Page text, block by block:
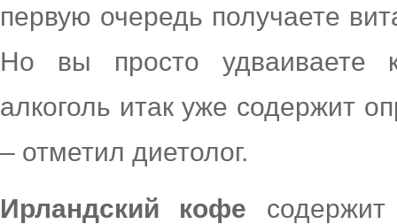
первую очередь получаете
Но вы просто удваиваете
алкоголь итак уже содержит
– отметил диетолог.
Ирландский кофе